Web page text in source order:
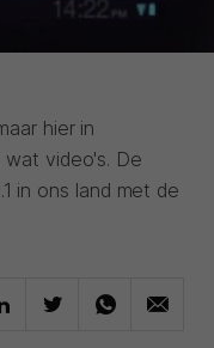
hier in
video's. De
in ons land met de